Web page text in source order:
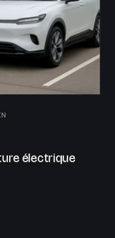
électrique